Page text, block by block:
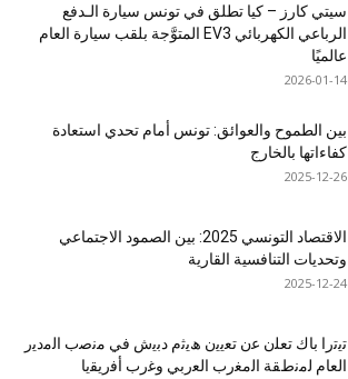
سيتي كارز – كيا تطلق في تونس سيارة الـدفع
الرباعي الكهربائي EV3 المتوَّجة بلقب سيارة العام
عالميًا
2026-01-14
بين الطموح والعوائق: تونس أمام تحدي استعادة
كفاءاتها بالخارج
2025-12-26
الاقتصاد التونسي 2025: بين الصمود الاجتماعي
وتحديات التنافسية القارية
2025-12-24
ﺗﯾﺗرا ﺑﺎك ﺗﻌﻠن ﻋن ﺗﻌﯾﯾن ھﯾﺛم دﺑﯾش ﻓﻲ ﻣﻧﺻب اﻟﻣدﯾر
اﻟﻌﺎم ﻟﻣﻧطﻘﺔ اﻟﻣﻐرب اﻟﻌرﺑﻲ وﻏرب أﻓرﯾﻘﯾﺎ